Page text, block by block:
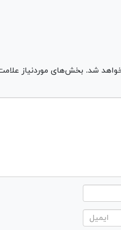
شد. بخش‌های موردنیاز